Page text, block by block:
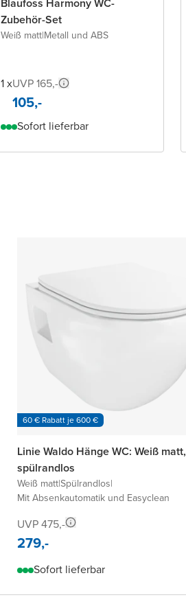
Blaufoss Harmony WC-
Zubehör-Set
Weiß matt|Metall und ABS
1 xUVP 165,-
105,-
Sofort lieferbar
60 € Rabatt je 600 €
Linie Waldo Hänge WC: Weiß matt,
spülrandlos
Weiß matt|Spülrandlos|
Mit Absenkautomatik und Easyclean
UVP 475,-
279,-
Sofort lieferbar